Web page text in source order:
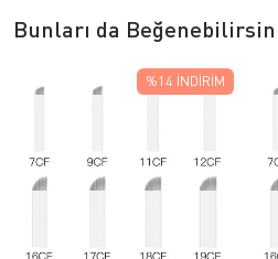
Bunları da
%14 İNDIRIM